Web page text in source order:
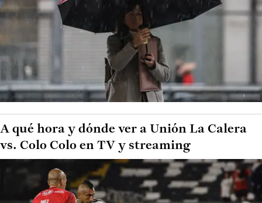
A qué hora y dónde ver a Unión La Calera
vs. Colo Colo en TV y streaming